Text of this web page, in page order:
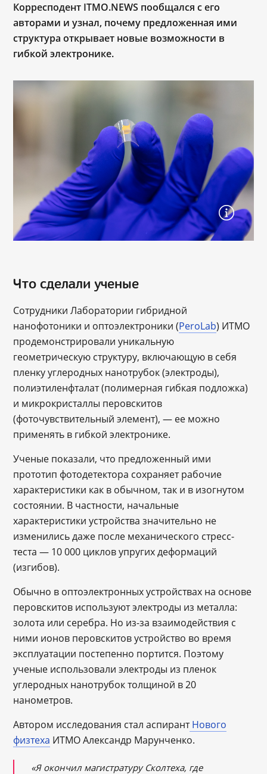
Корресподент ITMO.NEWS пообщался с его
авторами и узнал, почему предложенная ими
структура открывает новые возможности в
гибкой электронике.
Что сделали ученые
Сотрудники Лаборатории гибридной
нанофотоники и оптоэлектроники (PeroLab) ИТМО
продемонстрировали уникальную
геометрическую структуру, включающую в себя
пленку углеродных нанотрубок (электроды),
полиэтиленфталат (полимерная гибкая подложка)
и микрокристаллы перовскитов
(фоточувствительный элемент), — ее можно
применять в гибкой электронике.
Ученые показали, что предложенный ими
прототип фотодетектора сохраняет рабочие
характеристики как в обычном, так и в изогнутом
состоянии. В частности, начальные
характеристики устройства значительно не
изменились даже после механического стресс-
теста — 10 000 циклов упругих деформаций
(изгибов).
Обычно в оптоэлектронных устройствах на основе
перовскитов используют электроды из металла:
золота или серебра. Но из-за взаимодействия с
ними ионов перовскитов устройство во время
эксплуатации постепенно портится. Поэтому
ученые использовали электроды из пленок
углеродных нанотрубок толщиной в 20
нанометров.
Автором исследования стал аспирантНового
физтеха ИТМО Александр Марунченко.
«Я окончил магистратуру Сколтеха, где